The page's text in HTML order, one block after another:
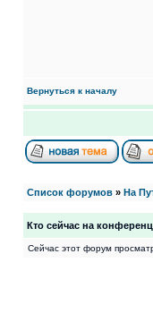
Вернуться к началу
Список форумов » На
Кто сейчас на
Сейчас этот форум